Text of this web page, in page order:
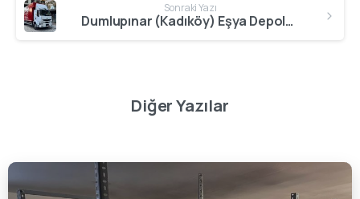
Sonraki Yazı
Dumlupınar (Kadıköy) Eşya Depolama
Diğer Yazılar